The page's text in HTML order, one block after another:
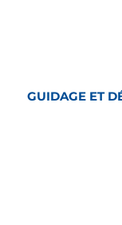
GUIDAGE ET